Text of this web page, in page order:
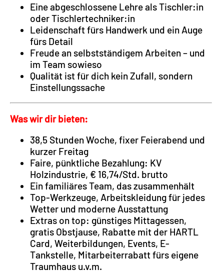
Eine abgeschlossene Lehre als Tischler:in
oder Tischlertechniker:in
Leidenschaft fürs Handwerk und ein Auge
fürs Detail
Freude an selbstständigem Arbeiten – und
im Team sowieso
Qualität ist für dich kein Zufall, sondern
Einstellungssache
Was wir dir bieten:
38,5 Stunden Woche, fixer Feierabend und
kurzer Freitag
Faire, pünktliche Bezahlung: KV
Holzindustrie, € 16,74/Std. brutto
Ein familiäres Team, das zusammenhält
Top-Werkzeuge, Arbeitskleidung für jedes
Wetter und moderne Ausstattung
Extras on top: günstiges Mittagessen,
gratis Obstjause, Rabatte mit der HARTL
Card, Weiterbildungen, Events, E-
Tankstelle, Mitarbeiterrabatt fürs eigene
Traumhaus u.v.m.